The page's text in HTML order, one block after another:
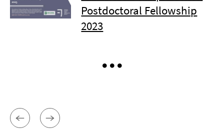
Postdoctoral Fellowship
2023